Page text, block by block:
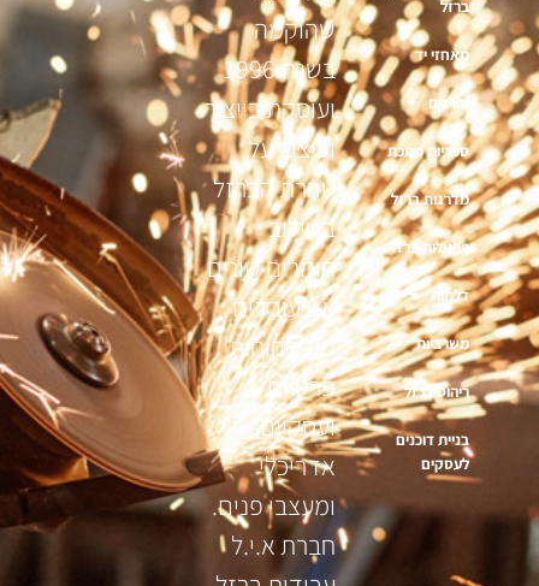
ברזל
מאחזי יד
סורגים
ספריות מתכת
מדרגות ברזל
פרגולות ברזל
דלתות
משרביות
ריהוט ברזל
בניית דוכנים
לעסקים
שהוקמה
בשנת 1996
ועוסקת בייצור
ועיצוב על
טהרת הברזל
בשילוב
חומרים שונים
אנו עובדים
מול לקוחות
פרטיים
ועסקיים,
אדריכלי
ומעצבי פנים.
חברת א.י.ל